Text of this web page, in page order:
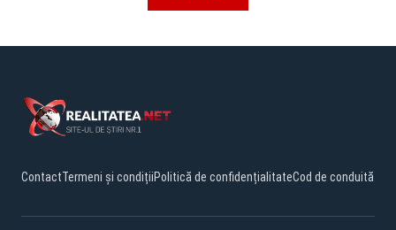
ContactTermeni și condițiiPolitică de confidențialitateCod de conduită